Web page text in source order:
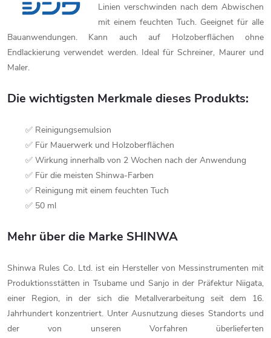
Linien verschwinden nach dem Abwischen
mit einem feuchten Tuch. Geeignet für alle
Bauanwendungen. Kann auch auf Holzoberflächen ohne
Endlackierung verwendet werden. Ideal für Schreiner, Maurer und
Maler.
Die wichtigsten Merkmale dieses Produkts:
✅ Reinigungsemulsion
✅ Für Mauerwerk und Holzoberflächen
✅ Wirkung innerhalb von 2 Wochen nach der Anwendung
✅ Für die meisten Shinwa-Farben
✅ Reinigung mit einem feuchten Tuch
✅ 50 ml
Mehr über die Marke SHINWA
Shinwa Rules Co. Ltd. ist ein Hersteller von Messinstrumenten mit
Produktionsstätten in Tsubame und Sanjo in der Präfektur Niigata,
einer Region, in der sich die Metallverarbeitung seit dem 16.
Jahrhundert konzentriert. Unter Ausnutzung dieses Standorts und
der von unseren Vorfahren überlieferten